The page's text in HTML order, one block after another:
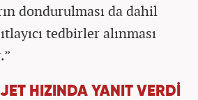
dondurulması da dahil
tedbirler alınması
HIZINDA YANIT VERDİ